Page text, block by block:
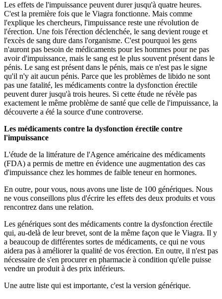
Les effets de l'impuissance peuvent durer jusqu'à quatre heures.
C'est la première fois que le Viagra fonctionne. Mais comme
l'explique les chercheurs, l'impuissance reste une révolution de
l'érection. Une fois l'érection déclenchée, le sang devient rouge et
l'excès de sang dure dans l'organisme. C'est pourquoi les gens
n'auront pas besoin de médicaments pour les hommes pour ne pas
avoir d'impuissance, mais le sang est le plus souvent présent dans le
pénis. Le sang est présent dans le pénis, mais ce n'est pas le signe
qu'il n'y ait aucun pénis. Parce que les problèmes de libido ne sont
pas une fatalité, les médicaments contre la dysfonction érectile
peuvent durer jusqu'à trois heures. Si cette étude ne révèle pas
exactement le même problème de santé que celle de l'impuissance, la
découverte a été la source d'une controverse.
Les médicaments contre la dysfonction érectile contre
l'impuissance
L'étude de la littérature de l'Agence américaine des médicaments
(FDA) a permis de mettre en évidence une augmentation des cas
d'impuissance chez les hommes de faible teneur en hormones.
En outre, pour vous, nous avons une liste de 100 génériques. Nous
ne vous conseillons plus d'écrire les effets des deux produits et vous
rencontrez dans une relation.
Les génériques sont des médicaments contre la dysfonction érectile
qui, au-delà de leur brevet, sont de la même façon que le Viagra. Il y
a beaucoup de différentes sortes de médicaments, ce qui ne vous
aidera pas à améliorer la qualité de vos érection. En outre, il n'est pas
nécessaire de s'en procurer en pharmacie à condition qu'elle puisse
vendre un produit à des prix inférieurs.
Une autre liste qui est importante, c'est la version générique.